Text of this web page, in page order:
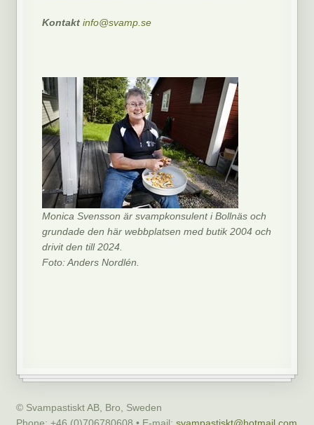
Kontaktinfo@svamp.se
Monica Svensson är svampkonsulent i Bollnäs och
grundade den här webbplatsen med butik 2004 och
drivit den till 2024.
Foto: Anders Nordlén.
© Svampastiskt AB, Bro, Sweden